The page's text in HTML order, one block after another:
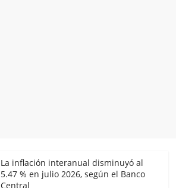
La inflación interanual disminuyó al
5.47 % en julio 2026, según el Banco
Central